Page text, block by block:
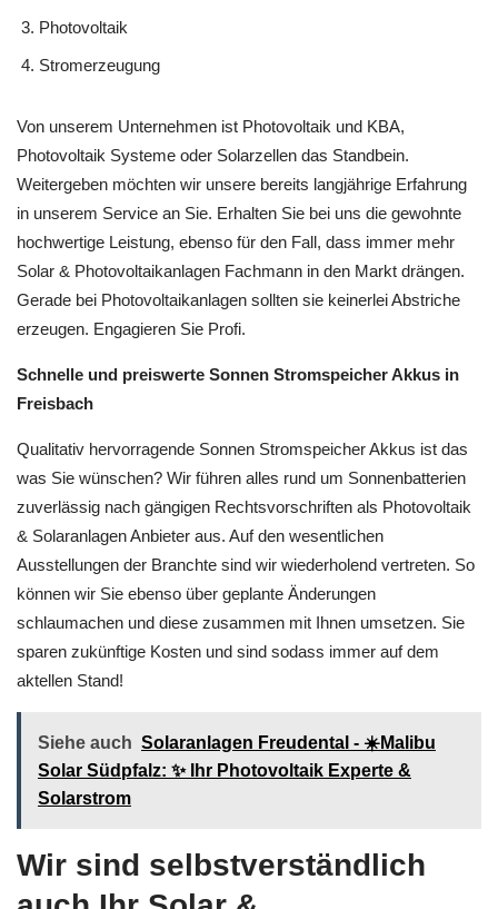
Photovoltaik
Stromerzeugung
Von unserem Unternehmen ist Photovoltaik und KBA,
Photovoltaik Systeme oder Solarzellen das Standbein.
Weitergeben möchten wir unsere bereits langjährige Erfahrung
in unserem Service an Sie. Erhalten Sie bei uns die gewohnte
hochwertige Leistung, ebenso für den Fall, dass immer mehr
Solar & Photovoltaikanlagen Fachmann in den Markt drängen.
Gerade bei Photovoltaikanlagen sollten sie keinerlei Abstriche
erzeugen. Engagieren Sie Profi.
Schnelle und preiswerte Sonnen Stromspeicher Akkus in
Freisbach
Qualitativ hervorragende Sonnen Stromspeicher Akkus ist das
was Sie wünschen? Wir führen alles rund um Sonnenbatterien
zuverlässig nach gängigen Rechtsvorschriften als Photovoltaik
& Solaranlagen Anbieter aus. Auf den wesentlichen
Ausstellungen der Branchte sind wir wiederholend vertreten. So
können wir Sie ebenso über geplante Änderungen
schlaumachen und diese zusammen mit Ihnen umsetzen. Sie
sparen zukünftige Kosten und sind sodass immer auf dem
aktellen Stand!
Siehe auch Solaranlagen Freudental - ☀️Malibu
Solar Südpfalz: ✨ Ihr Photovoltaik Experte &
Solarstrom
Wir sind selbstverständlich